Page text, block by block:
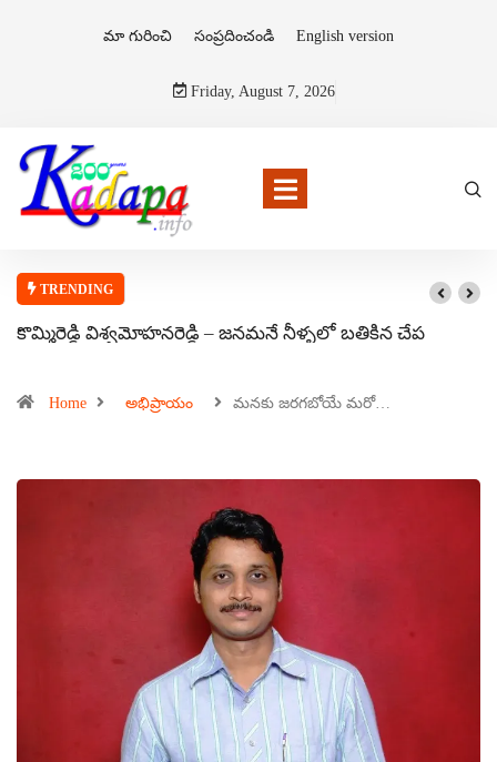
మా గురించి సంప్రదించండి English version
Friday, August 7, 2026
TRENDING
కొమ్మిరెడ్డి విశ్వమోహనరెడ్డి – జనమనే నీళ్ళలో బతికిన చేప
Home అభిప్రాయం మనకు జరగబోయే మరో…